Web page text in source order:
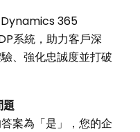
365
系統，助力客戶深
、強化忠誠度並打破
題
案為「是」，您的企